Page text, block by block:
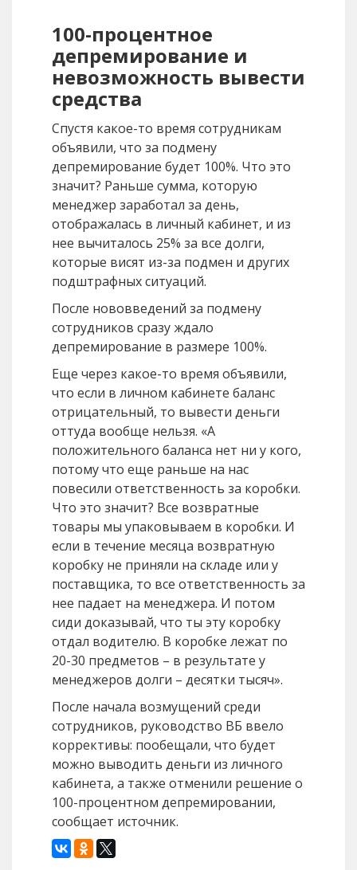
100-процентное
депремирование и
невозможность вывести
средства
Спустя какое-то время сотрудникам
объявили, что за подмену
депремирование будет 100%. Что это
значит? Раньше сумма, которую
менеджер заработал за день,
отображалась в личный кабинет, и из
нее вычиталось 25% за все долги,
которые висят из-за подмен и других
подштрафных ситуаций.
После нововведений за подмену
сотрудников сразу ждало
депремирование в размере 100%.
Еще через какое-то время объявили,
что если в личном кабинете баланс
отрицательный, то вывести деньги
оттуда вообще нельзя. «А
положительного баланса нет ни у кого,
потому что еще раньше на нас
повесили ответственность за коробки.
Что это значит? Все возвратные
товары мы упаковываем в коробки. И
если в течение месяца возвратную
коробку не приняли на складе или у
поставщика, то все ответственность за
нее падает на менеджера. И потом
сиди доказывай, что ты эту коробку
отдал водителю. В коробке лежат по
20-30 предметов – в результате у
менеджеров долги – десятки тысяч».
После начала возмущений среди
сотрудников, руководство ВБ ввело
коррективы: пообещали, что будет
можно выводить деньги из личного
кабинета, а также отменили решение о
100-процентном депремировании,
сообщает источник.